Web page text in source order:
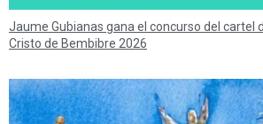
Jaume Gubianas gana el concurso del cartel
Cristo de Bembibre 2026